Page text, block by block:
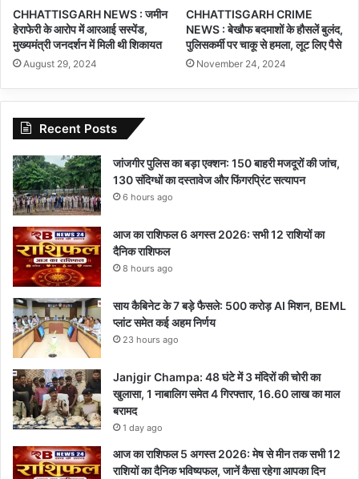
CHHATTISGARH NEWS : जमीन
हेराफेरी के आरोप में आरआई सस्पेंड,
मुख्यमंत्री जनदर्शन में मिली थी शिकायत
August 29, 2024
CHHATTISGARH CRIME
NEWS : बेखौफ बदमाशों के हौसलें बुलंद,
पुलिसकर्मी पर चाकू से हमला, लूट लिए पैसे
November 24, 2024
Recent Posts
जांजगीर पुलिस का बड़ा एक्शन: 150 बाहरी मजदूरों की जांच,
130 संदिग्धों का दस्तावेज और फिंगरप्रिंट सत्यापन
6 hours ago
आज का राशिफल 6 अगस्त 2026: सभी 12 राशियों का
दैनिक राशिफल
8 hours ago
साय कैबिनेट के 7 बड़े फैसले: 500 करोड़ AI मिशन, BEML
प्लांट समेत कई अहम निर्णय
23 hours ago
Janjgir Champa: 48 घंटे में 3 मंदिरों की चोरी का
खुलासा, 1 नाबालिग समेत 4 गिरफ्तार, 16.60 लाख का माल
बरामद
1 day ago
आज का राशिफल 5 अगस्त 2026: मेष से मीन तक सभी 12
राशियों का दैनिक भविष्यफल, जानें कैसा रहेगा आपका दिन